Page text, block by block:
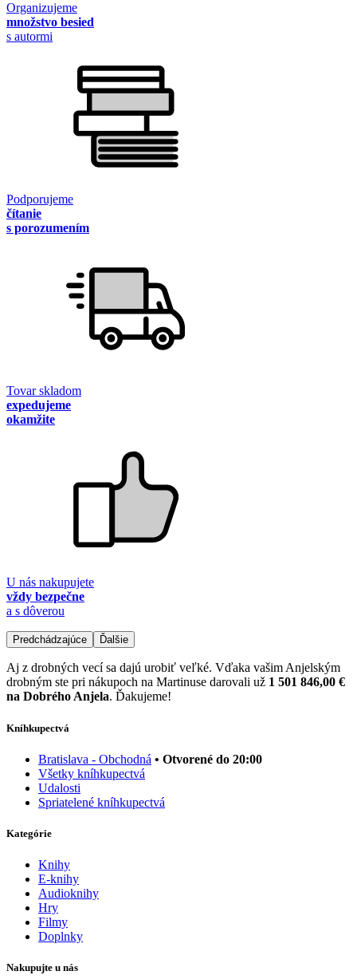
Organizujeme
množstvo besied
s autormi
Podporujeme
čítanie
s porozumením
Tovar skladom
expedujeme
okamžite
U nás nakupujete
vždy bezpečne
a s dôverou
Predchádzajúce Ďalšie
Aj z drobných vecí sa dajú urobiť veľké. Vďaka vašim Anjelským
drobným ste pri nákupoch na Martinuse darovali už 1 501 846,00 €
na Dobrého Anjela. Ďakujeme!
Kníhkupectvá
Bratislava - Obchodná • Otvorené do 20:00
Všetky kníhkupectvá
Udalosti
Spriatelené kníhkupectvá
Kategórie
Knihy
E-knihy
Audioknihy
Hry
Filmy
Doplnky
Nakupujte u nás